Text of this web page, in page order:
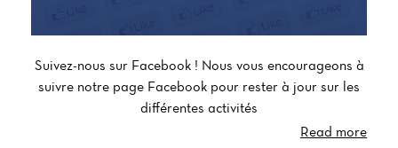
Suivez-nous sur Facebook ! Nous vous encourageons à
suivre notre page Facebook pour rester à jour sur les
différentes activités
Read more